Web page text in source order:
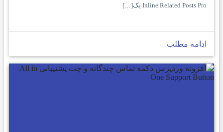
Inline Related Posts Pro یک[…]
ادامه مطلب